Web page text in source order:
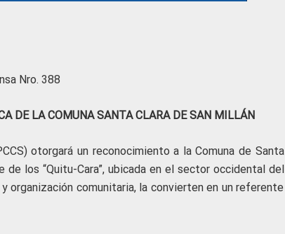
Nro. 388
DE LA COMUNA SANTA CLARA DE SAN MILLÁN
otorgará un reconocimiento a la Comuna de Santa
los “Quitu-Cara”, ubicada en el sector occidental del
comunitaria, la convierten en un referente